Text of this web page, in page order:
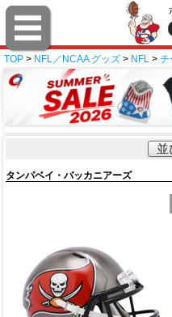
TOP > NFL／NCAA グッズ > NFL > チ
並
タンパベイ・バッカニアーズ